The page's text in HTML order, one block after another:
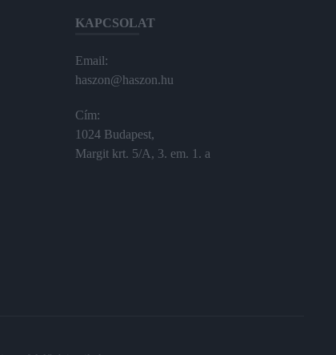
KAPCSOLAT
Email:
haszon@haszon.hu
Cím:
1024 Budapest,
Margit krt. 5/A, 3. em. 1. a